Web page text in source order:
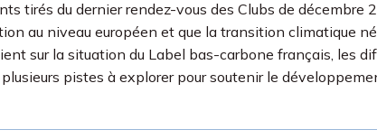
tirés du dernier rendez-vous des Clubs de
au niveau européen et que la transition climatique
sur la situation du Label bas-carbone français, les
pistes à explorer pour soutenir le